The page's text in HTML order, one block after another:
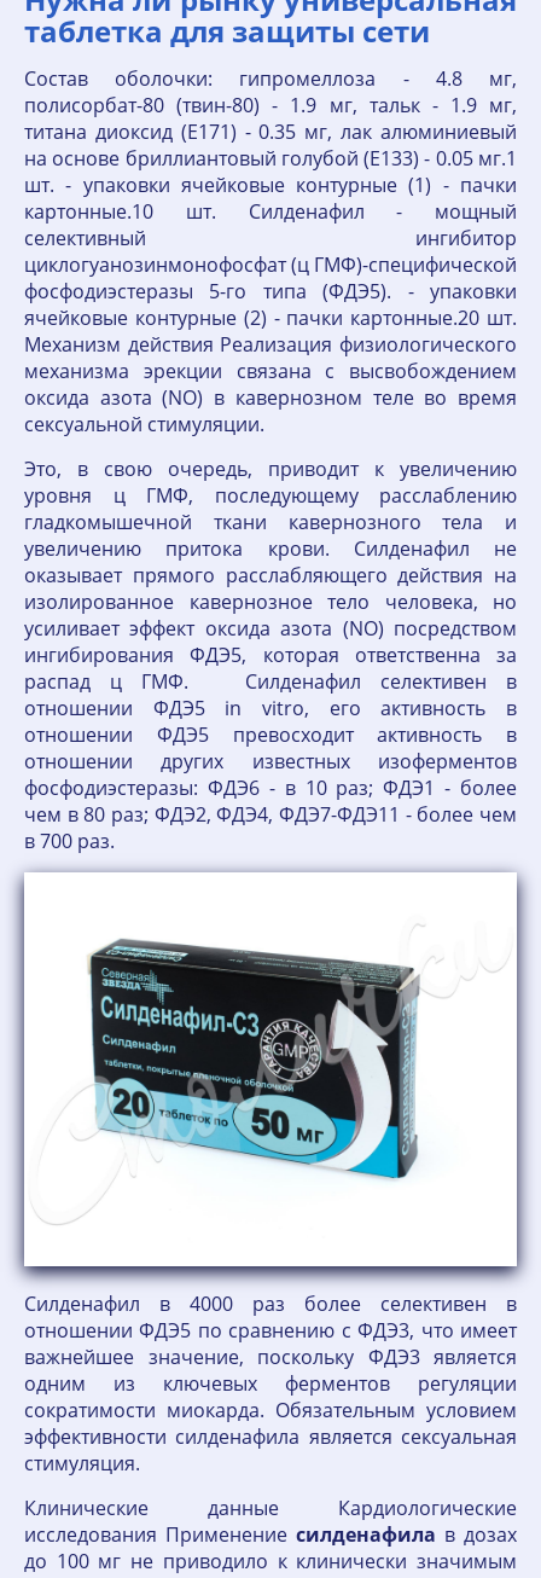
таблетка для защиты сети
Состав оболочки: гипромеллоза - 4.8 мг,
полисорбат-80 (твин-80) - 1.9 мг, тальк - 1.9 мг,
титана диоксид (E171) - 0.35 мг, лак алюминиевый
на основе бриллиантовый голубой (E133) - 0.05 мг.1
шт. - упаковки ячейковые контурные (1) - пачки
картонные.10 шт. Силденафил - мощный
селективный ингибитор
циклогуанозинмонофосфат (ц ГМФ)-специфической
фосфодиэстеразы 5-го типа (ФДЭ5). - упаковки
ячейковые контурные (2) - пачки картонные.20 шт.
Механизм действия Реализация физиологического
механизма эрекции связана с высвобождением
оксида азота (NO) в кавернозном теле во время
сексуальной стимуляции.
Это, в свою очередь, приводит к увеличению
уровня ц ГМФ, последующему расслаблению
гладкомышечной ткани кавернозного тела и
увеличению притока крови. Силденафил не
оказывает прямого расслабляющего действия на
изолированное кавернозное тело человека, но
усиливает эффект оксида азота (NO) посредством
ингибирования ФДЭ5, которая ответственна за
распад ц ГМФ. Силденафил селективен в
отношении ФДЭ5 in vitro, его активность в
отношении ФДЭ5 превосходит активность в
отношении других известных изоферментов
фосфодиэстеразы: ФДЭ6 - в 10 раз; ФДЭ1 - более
чем в 80 раз; ФДЭ2, ФДЭ4, ФДЭ7-ФДЭ11 - более чем
в 700 раз.
Силденафил в 4000 раз более селективен в
отношении ФДЭ5 по сравнению с ФДЭ3, что имеет
важнейшее значение, поскольку ФДЭ3 является
одним из ключевых ферментов регуляции
сократимости миокарда. Обязательным условием
эффективности силденафила является сексуальная
стимуляция.
Клинические данные Кардиологические
исследования Применение силденафила в дозах
до 100 мг не приводило к клинически значимым